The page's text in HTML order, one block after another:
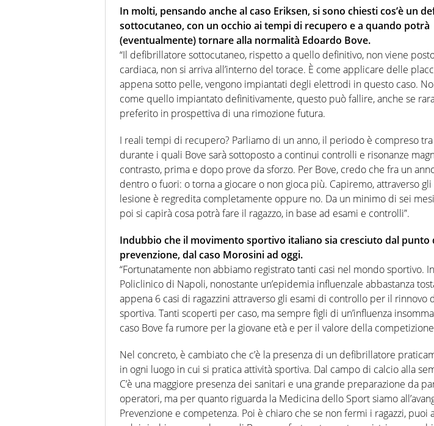
In molti, pensando anche al caso Eriksen, si sono chiesti cos’è un
sottocutaneo, con un occhio ai tempi di recupero e a quando potrà
(eventualmente) tornare alla normalità Edoardo Bove.
“Il defibrillatore sottocutaneo, rispetto a quello definitivo, non viene
cardiaca, non si arriva all’interno del torace. È come applicare delle
appena sotto pelle, vengono impiantati degli elettrodi in questo caso.
come quello impiantato definitivamente, questo può fallire, anche se
preferito in prospettiva di una rimozione futura.
I reali tempi di recupero? Parliamo di un anno, il periodo è compreso
durante i quali Bove sarà sottoposto a continui controlli e risonanze
contrasto, prima e dopo prove da sforzo. Per Bove, credo che fra un
dentro o fuori: o torna a giocare o non gioca più. Capiremo, attraverso gli
lesione è regredita completamente oppure no. Da un minimo di sei
poi si capirà cosa potrà fare il ragazzo, in base ad esami e controlli”.
Indubbio che il movimento sportivo italiano sia cresciuto dal punto
prevenzione, dal caso Morosini ad oggi.
“Fortunatamente non abbiamo registrato tanti casi nel mondo sportivo.
Policlinico di Napoli, nonostante un’epidemia influenzale abbastanza
appena 6 casi di ragazzini attraverso gli esami di controllo per il rinnovo
sportiva. Tanti scoperti per caso, ma sempre figli di un’influenza
caso Bove fa rumore per la giovane età e per il valore della
Nel concreto, è cambiato che c’è la presenza di un defibrillatore
in ogni luogo in cui si pratica attività sportiva. Dal campo di calcio alla
C’è una maggiore presenza dei sanitari e una grande preparazione da
operatori, ma per quanto riguarda la Medicina dello Sport siamo
Prevenzione e competenza. Poi è chiaro che se non fermi i ragazzi, puoi